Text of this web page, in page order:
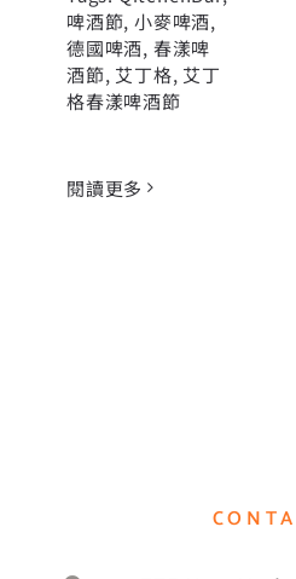
啤酒節,小麥啤酒,
德國啤酒, 春漾啤
酒節, 艾丁格, 艾丁
格春漾啤酒節
閱讀更多